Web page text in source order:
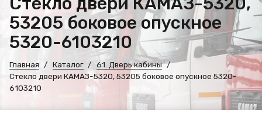
53205 боковое опускное
5320-6103210
Главная Каталог
61. Дверь кабины
Стекло двери КАМАЗ-5320, 53205 боковое опускное 5320-
6103210